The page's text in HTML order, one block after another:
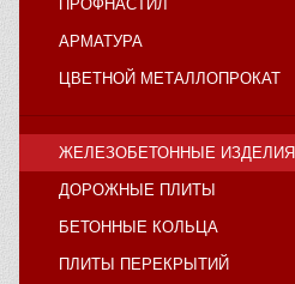
ПРОФНАСТИЛ
АРМАТУРА
ЦВЕТНОЙ МЕТАЛЛОПРОКАТ
ЖЕЛЕЗОБЕТОННЫЕ ИЗДЕЛИЯ
ДОРОЖНЫЕ ПЛИТЫ
БЕТОННЫЕ КОЛЬЦА
ПЛИТЫ ПЕРЕКРЫТИЙ